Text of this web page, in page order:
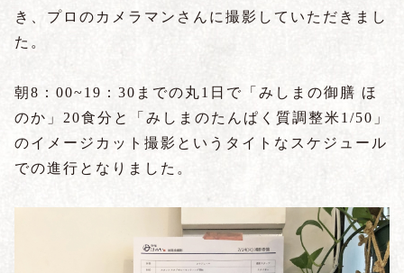
き、プロのカメラマンさんに撮影していただきまし
た。
朝 8 ： 00~19 ： 30 までの丸1 日で「みしまの御膳 ほ
のか」 20食分と「みしまのたんぱく質調整米1/50 」
のイメージカット撮影というタイトなスケジュール
での進行となりました。